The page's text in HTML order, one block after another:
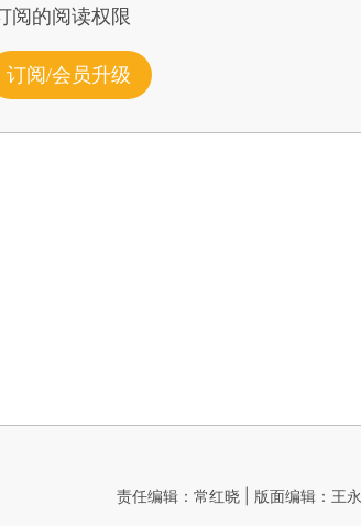
阅的阅读权限
订阅/会员升级
责任编辑：常红晓 | 版面编辑：王永